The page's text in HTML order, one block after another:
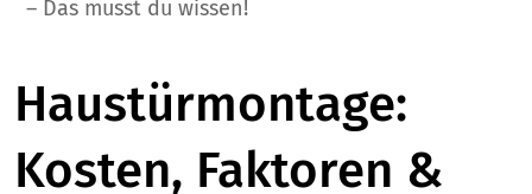
– Das musst du wissen!
Haustürmontage:
Kosten, Faktoren &